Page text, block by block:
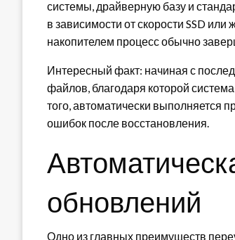
системы, драйверную базу и
в зависимости от скорости SSD
накопителем процесс обычно
Интересный факт: начиная с
файлов, благодаря которой
того, автоматически выполняется
ошибок после восстановления.
обновлений
Одно из главных преимуществ